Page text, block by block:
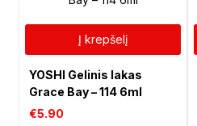
Į krepšelį
YOSHI Gelinis lakas
Grace Bay – 114 6ml
€5.90